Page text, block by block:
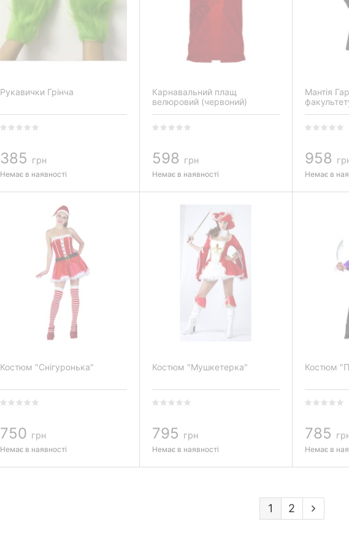
Рукавички Грінча
385 грн
Немає в наявності
Карнавальний плащ
велюровий (червоний)
598 грн
Немає в наявності
Мантія
958
Немає в
Костюм "Снігуронька"
750 грн
Немає в наявності
Костюм "Мушкетерка"
795 грн
Немає в наявності
Костюм
785
Немає в
1 2